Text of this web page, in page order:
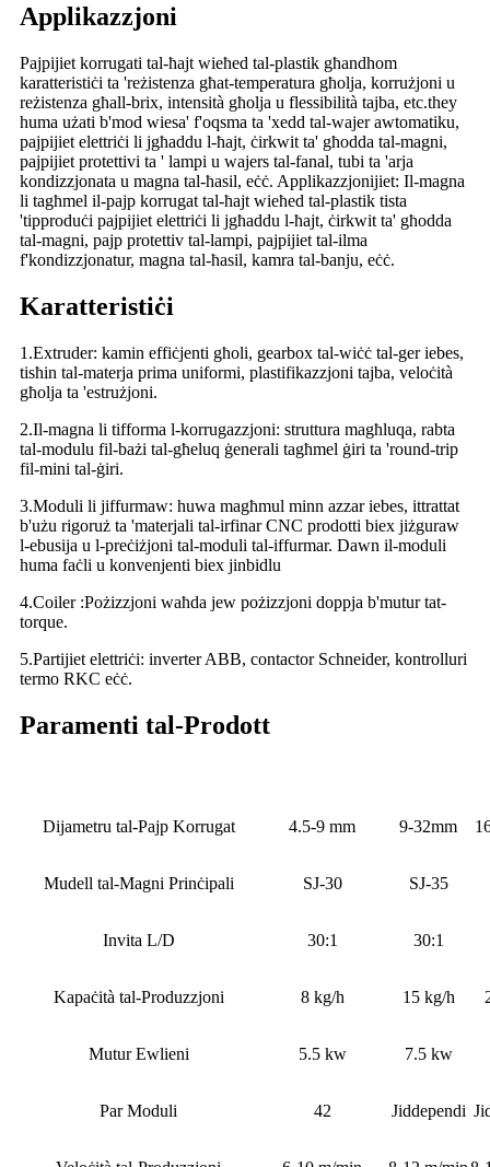
Applikazzjoni
Pajpijiet korrugati tal-ħajt wieħed tal-plastik għandhom
karatteristiċi ta 'reżistenza għat-temperatura għolja, korrużjoni u
reżistenza għall-brix, intensità għolja u flessibilità tajba, etc.they
huma użati b'mod wiesa' f'oqsma ta 'xedd tal-wajer awtomatiku,
pajpijiet elettriċi li jgħaddu l-ħajt, ċirkwit ta' għodda tal-magni,
pajpijiet protettivi ta ' lampi u wajers tal-fanal, tubi ta 'arja
kondizzjonata u magna tal-ħasil, eċċ. Applikazzjonijiet: Il-magna
li tagħmel il-pajp korrugat tal-ħajt wieħed tal-plastik tista
'tipproduċi pajpijiet elettriċi li jgħaddu l-ħajt, ċirkwit ta' għodda
tal-magni, pajp protettiv tal-lampi, pajpijiet tal-ilma
f'kondizzjonatur, magna tal-ħasil, kamra tal-banju, eċċ.
Karatteristiċi
1.Extruder: kamin effiċjenti għoli, gearbox tal-wiċċ tal-ger iebes,
tisħin tal-materja prima uniformi, plastifikazzjoni tajba, veloċità
għolja ta 'estrużjoni.
2.Il-magna li tifforma l-korrugazzjoni: struttura magħluqa, rabta
tal-modulu fil-bażi tal-għeluq ġenerali tagħmel ġiri ta 'round-trip
fil-mini tal-ġiri.
3.Moduli li jiffurmaw: huwa magħmul minn azzar iebes, ittrattat
b'użu rigoruż ta 'materjali tal-irfinar CNC prodotti biex jiżguraw
l-ebusija u l-preċiżjoni tal-moduli tal-iffurmar. Dawn il-moduli
huma faċli u konvenjenti biex jinbidlu
4.Coiler :Pożizzjoni waħda jew pożizzjoni doppja b'mutur tat-
torque.
5.Partijiet elettriċi: inverter ABB, contactor Schneider, kontrolluri
termo RKC eċċ.
Paramenti tal-Prodott
Dijametru tal-Pajp Korrugat 4.5-9 mm 9-32mm
Mudell tal-Magni Prinċipali SJ-30 SJ-35
Invita L/D 30:1 30:1
Kapaċità tal-Produzzjoni 8 kg/h 15 kg/h
Mutur Ewlieni 5.5 kw 7.5 kw
Par Moduli 42 Jiddependi